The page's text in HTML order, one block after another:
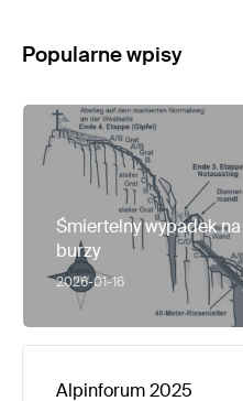
Popularne wpisy
Śmiertelny wypadek
burzy
2026-01-16
Alpinforum 2025